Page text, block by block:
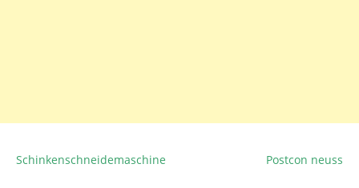
BEITRAGSNAVIGATION
Schinkenschneidemaschine Postcon neuss